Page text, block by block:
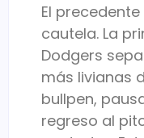
El
cautela. La
Dodgers
más livianas
bullpen,
regreso al